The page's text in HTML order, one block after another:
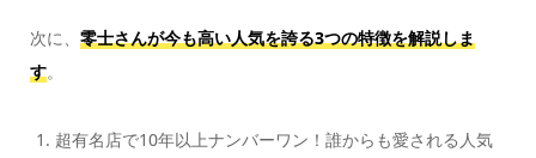
次に、 零士さんが今も高い人気を誇る3つの特徴を解説しま
す。
超有名店で10年以上ナンバーワン！誰からも愛される人気